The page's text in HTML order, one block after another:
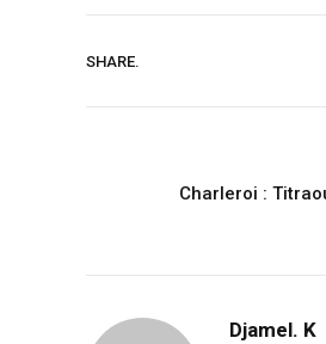
SHARE.
Charleroi :
Djamel. K